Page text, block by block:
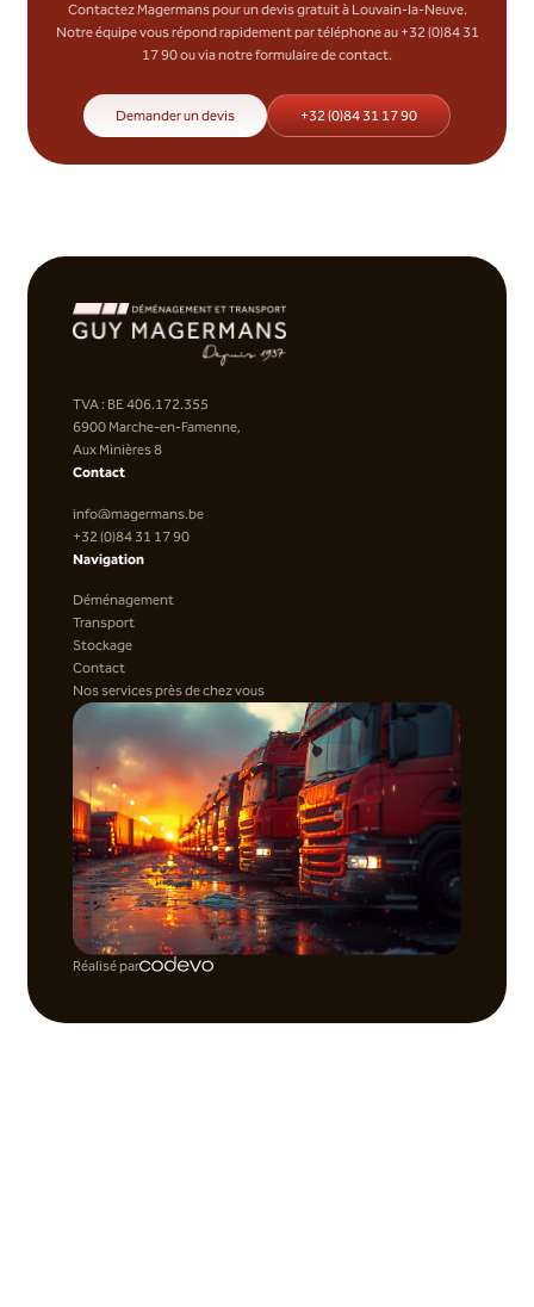
Contactez Magermans pour un devis gratuit à Louvain-la-Neuve.
Notre équipe vous répond rapidement par téléphone au +32 (0)84 31
17 90 ou via notre formulaire de contact.
Demander un devis +32 (0)84 31 17 90
TVA : BE 406.172.355
6900 Marche-en-Famenne,
Aux Minières 8
Contact
info@magermans.be
+32 (0)84 31 17 90
Navigation
Déménagement
Transport
Stockage
Contact
Nos services près de chez vous
Réalisé par